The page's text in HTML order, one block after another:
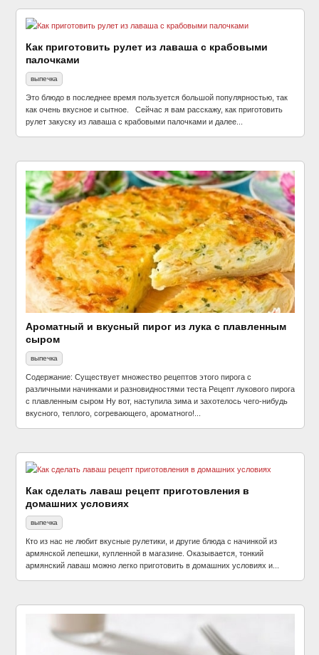
Как приготовить рулет из лаваша с крабовыми
палочками
выпечка
Это блюдо в последнее время пользуется большой популярностью, так
как очень вкусное и сытное. Сейчас я вам расскажу, как приготовить
рулет закуску из лаваша с крабовыми палочками и далее...
Ароматный и вкусный пирог из лука с плавленным
сыром
выпечка
Содержание: Существует множество рецептов этого пирога с
различными начинками и разновидностями теста Рецепт лукового пирога
с плавленным сыром Ну вот, наступила зима и захотелось чего-нибудь
вкусного, теплого, согревающего, ароматного!...
Как сделать лаваш рецепт приготовления в
домашних условиях
выпечка
Кто из нас не любит вкусные рулетики, и другие блюда с начинкой из
армянской лепешки, купленной в магазине. Оказывается, тонкий
армянский лаваш можно легко приготовить в домашних условиях и...